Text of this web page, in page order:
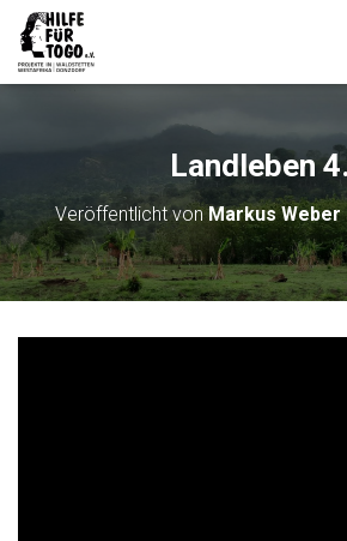
Landleben
Veröffentlicht vonMarkus Weber